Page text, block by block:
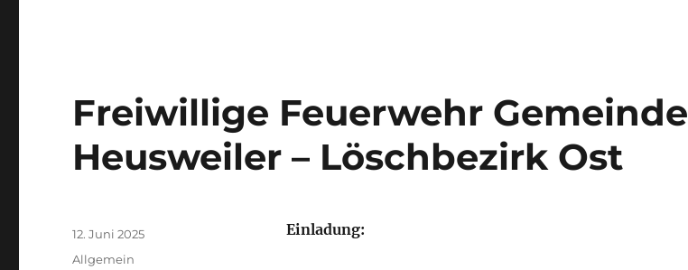
Freiwillige Feuerwehr Gemeinde
Heusweiler – Löschbezirk Ost
Einladung:
Veröffentlicht
am
12. Juni 2025
Kategorien
Allgemein